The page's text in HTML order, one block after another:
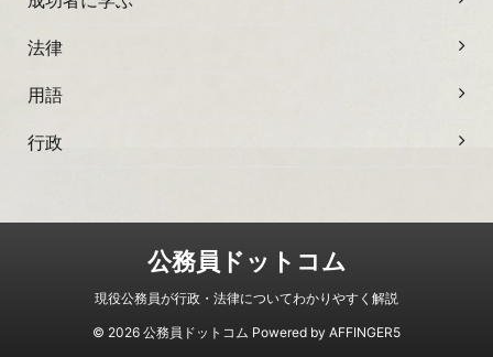
法律
用語
行政
公務員ドットコム
現役公務員が行政・法律についてわかりやすく解説
© 2026 公務員ドットコム Powered by AFFINGER5